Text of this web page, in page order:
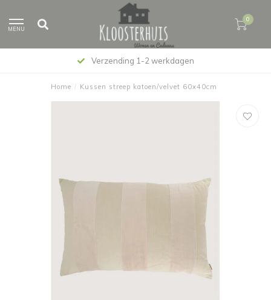
MENU
0
Verzending 1-2 werkdagen
Home / Kussen streep katoen/velvet 60x40cm